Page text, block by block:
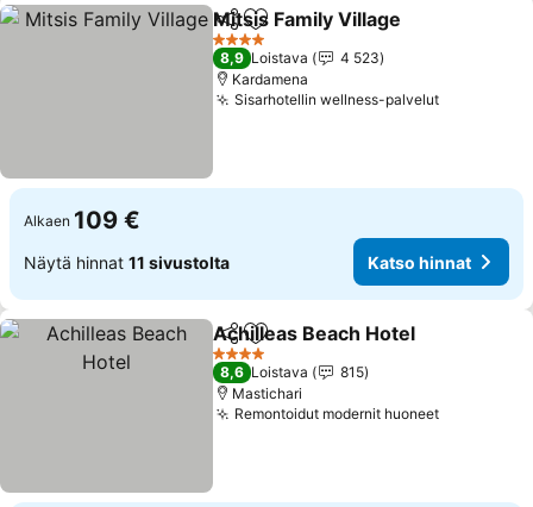
Jaa Lisää suosikkeihin
Mitsis Family Village
4 Tähtiluokitus
8,9 Loistava
4 523
Kardamena
Sisarhotellin wellness-palvelut
Alkaen 109 €
Näytä hinnat 11 sivustolta Katso hinnat
Jaa Lisää suosikkeihin
Achilleas Beach Hotel
4 Tähtiluokitus
8,6 Loistava
815
Mastichari
Remontoidut modernit huoneet